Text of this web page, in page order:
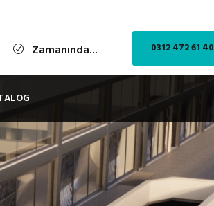
Zamanında... 0312 472 61 40